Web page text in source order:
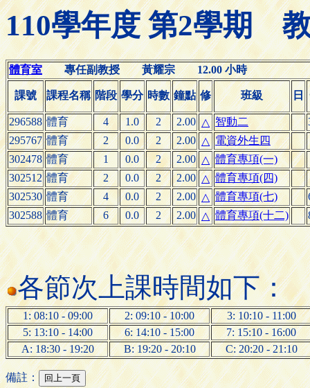
110學年度 第2學期
體育室專任副教授 黃耀宗 12.00 小時
課號 課程名稱 階段 學分 時數 鐘點 修 班級 日
296588 體育 4 1.0 2 2.00 △ 智動二
295767 體育 2 0.0 2 2.00 △ 電資外生四
302478 體育 1 0.0 2 2.00 △ 體育專項(一)
302512 體育 2 0.0 2 2.00 △ 體育專項(四)
302530 體育 4 0.0 2 2.00 △ 體育專項(七)
302588 體育 6 0.0 2 2.00 △ 體育專項(十二)
各節次上課時間如下：
1: 08:10 - 09:00 2: 09:10 - 10:00
3: 10:10 - 11:00
5: 13:10 - 14:00
6: 14:10 - 15:00
7: 15:10 - 16:00
A: 18:30 - 19:20
B: 19:20 - 20:10 C: 20:20 - 21:10
備註：